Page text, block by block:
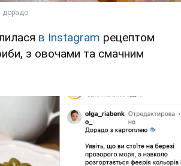
в Instagram рецептом
з овочами та смачним